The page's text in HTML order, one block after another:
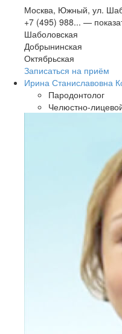
Москва, Южный, ул.
+7 (495) 988... —
Шаболовская
Добрынинская
Октябрьская
Записаться на приём
Ирина Станиславовна
Пародонтолог
Челюстно-